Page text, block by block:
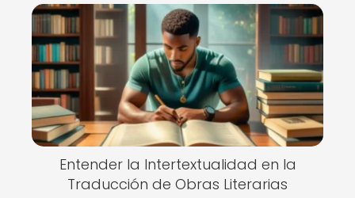
Entender la Intertextualidad en la
Traducción de Obras Literarias